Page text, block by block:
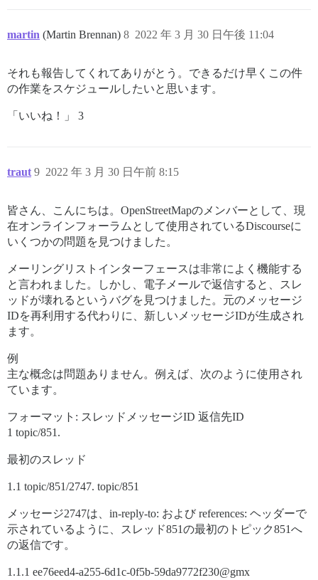
martin (Martin Brennan) 2022 年 3 月 30 日午後 11:04
8
それも報告してくれてありがとう。できるだけ早くこの件
の作業をスケジュールしたいと思います。
「いいね！」 3
traut 2022 年 3 月 30 日午前 8:15
9
皆さん、こんにちは。OpenStreetMapのメンバーとして、現
在オンラインフォーラムとして使用されているDiscourseに
いくつかの問題を見つけました。
メーリングリストインターフェースは非常によく機能する
と言われました。しかし、電子メールで返信すると、スレ
ッドが壊れるというバグを見つけました。元のメッセージ
IDを再利用する代わりに、新しいメッセージIDが生成され
ます。
例
主な概念は問題ありません。例えば、次のように使用され
ています。
フォーマット: スレッドメッセージID 返信先ID
1 topic/851.
最初のスレッド
1.1 topic/851/2747. topic/851
メッセージ2747は、in-reply-to: および references: ヘッダーで
示されているように、スレッド851の最初のトピック851へ
の返信です。
1.1.1 ee76eed4-a255-6d1c-0f5b-59da9772f230@gmx